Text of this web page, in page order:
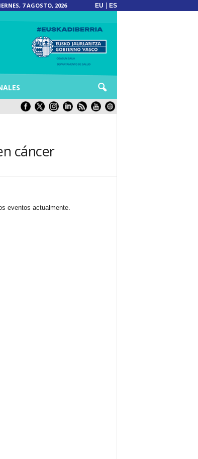
7 AGOSTO, 2026 EU ES
la investigación en cáncer
eventos actualmente.